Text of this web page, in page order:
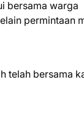
bersama warga
permintaan
telah bersama